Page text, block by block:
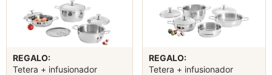
REGALO:
Tetera + infusionador
REGALO:
Tetera + infusionador